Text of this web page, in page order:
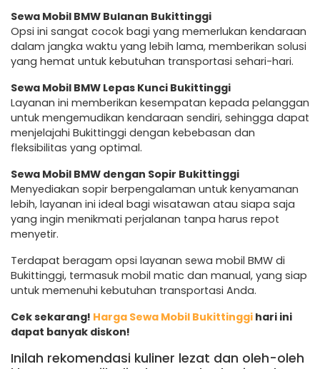
Sewa Mobil BMW Bulanan Bukittinggi
Opsi ini sangat cocok bagi yang memerlukan kendaraan
dalam jangka waktu yang lebih lama, memberikan solusi
yang hemat untuk kebutuhan transportasi sehari-hari.
Sewa Mobil BMW Lepas Kunci Bukittinggi
Layanan ini memberikan kesempatan kepada pelanggan
untuk mengemudikan kendaraan sendiri, sehingga dapat
menjelajahi Bukittinggi dengan kebebasan dan
fleksibilitas yang optimal.
Sewa Mobil BMW dengan Sopir Bukittinggi
Menyediakan sopir berpengalaman untuk kenyamanan
lebih, layanan ini ideal bagi wisatawan atau siapa saja
yang ingin menikmati perjalanan tanpa harus repot
menyetir.
Terdapat beragam opsi layanan sewa mobil BMW di
Bukittinggi, termasuk mobil matic dan manual, yang siap
untuk memenuhi kebutuhan transportasi Anda.
Cek sekarang! Harga Sewa Mobil Bukittinggi hari ini
dapat banyak diskon!
Inilah rekomendasi kuliner lezat dan oleh-oleh